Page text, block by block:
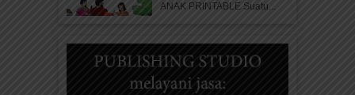
ANAK PRINTABLE Suatu...